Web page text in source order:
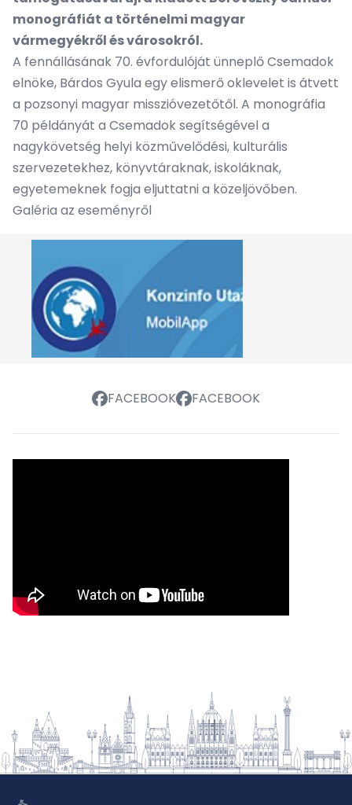
monográfiát a történelmi magyar
vármegyékről és városokról.
A fennállásának 70. évfordulóját ünneplő Csemadok
elnöke, Bárdos Gyula egy elismerő oklevelet is átvett
a pozsonyi magyar misszióvezetőtől. A monográfia
70 példányát a Csemadok segítségével a
nagykövetség helyi közművelődési, kulturális
szervezetekhez, könyvtáraknak, iskoláknak,
egyetemeknek fogja eljuttatni a közeljövőben.
Galéria az eseményről
FACEBOOK FACEBOOK